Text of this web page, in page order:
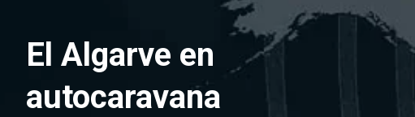
El Algarve en
autocaravana